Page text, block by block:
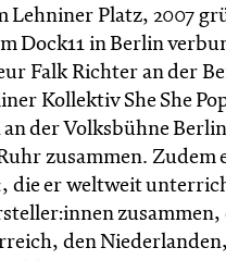
Lehniner Platz, 2007
Dock11 in Berlin
Falk Richter an der
Kollektiv She She
der Volksbühne
zusammen.
die er weltweit
zusammen,
den